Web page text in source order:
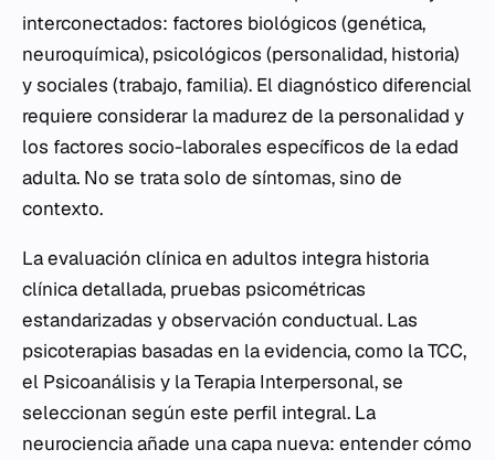
interconectados: factores biológicos (genética,
neuroquímica), psicológicos (personalidad, historia)
y sociales (trabajo, familia). El diagnóstico diferencial
requiere considerar la madurez de la personalidad y
los factores socio-laborales específicos de la edad
adulta. No se trata solo de síntomas, sino de
contexto.
La evaluación clínica en adultos integra historia
clínica detallada, pruebas psicométricas
estandarizadas y observación conductual. Las
psicoterapias basadas en la evidencia, como la TCC,
el Psicoanálisis y la Terapia Interpersonal, se
seleccionan según este perfil integral. La
neurociencia añade una capa nueva: entender cómo